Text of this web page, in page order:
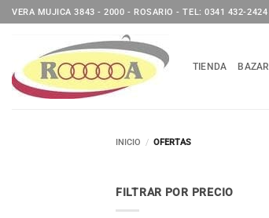
Saltar
al
VERA MUJICA 3843 - 2000 - ROSARIO - TEL: 0341 432-2424
TIENDA BAZAR
INICIO / OFERTAS
FILTRAR POR PRECIO